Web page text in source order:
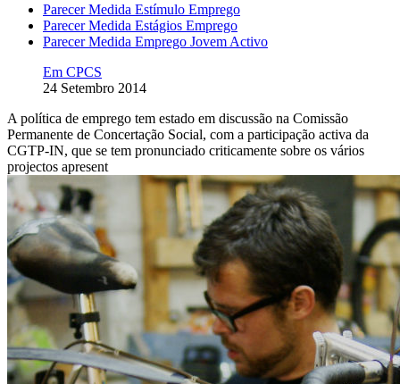
Parecer Medida Estímulo Emprego
Parecer Medida Estágios Emprego
Parecer Medida Emprego Jovem Activo
Em CPCS
24 Setembro 2014
A política de emprego tem estado em discussão na Comissão
Permanente de Concertação Social, com a participação activa da
CGTP-IN, que se tem pronunciado criticamente sobre os vários
projectos apresent